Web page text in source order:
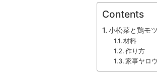
Contents
小松菜と鶏モ
材料
作り方
家事ヤロ